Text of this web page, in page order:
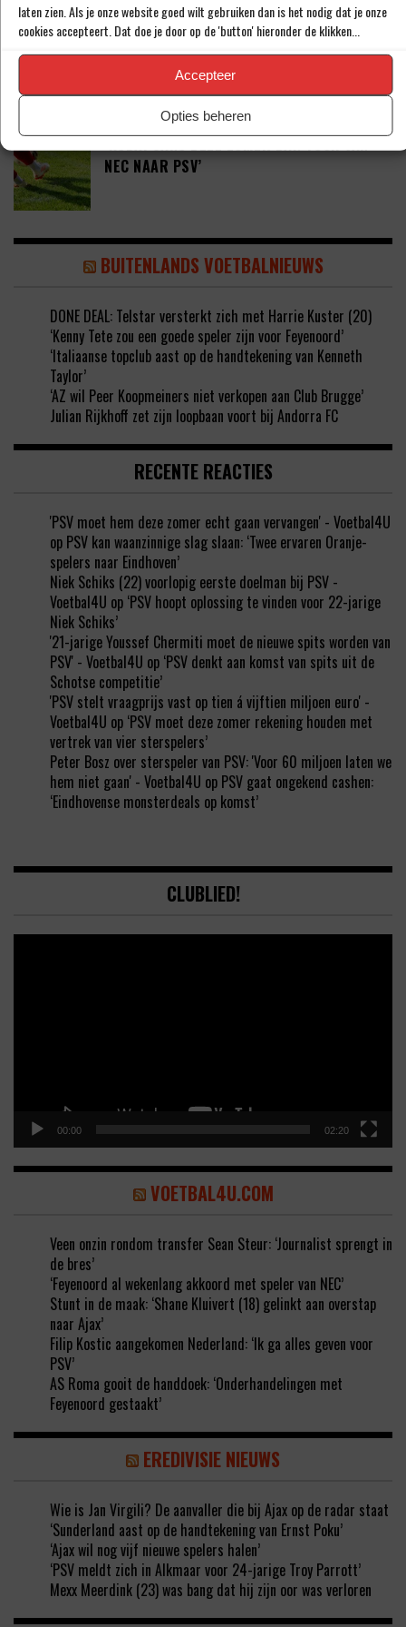
laten zien. Als je onze website goed wilt gebruiken dan is het nodig dat je onze
cookies accepteert. Dat doe je door op de 'button' hieronder de klikken...
Accepteer
Opties beheren
PETER BOSZ OVER ONTWIKKELINGEN BIJ
AJAX: ‘LIG BIBBEREND IN BED’
‘KODAI SANO DEZE ZOMER DAN TOCH VAN
NEC NAAR PSV’
BUITENLANDS VOETBALNIEUWS
DONE DEAL: Telstar versterkt zich met Harrie Kuster (20)
‘Kenny Tete zou een goede speler zijn voor Feyenoord’
‘Italiaanse topclub aast op de handtekening van Kenneth
Taylor’
‘AZ wil Peer Koopmeiners niet verkopen aan Club Brugge’
Julian Rijkhoff zet zijn loopbaan voort bij Andorra FC
RECENTE REACTIES
'PSV moet hem deze zomer echt gaan vervangen' - Voetbal4U
op PSV kan waanzinnige slag slaan: ‘Twee ervaren Oranje-
spelers naar Eindhoven’
Niek Schiks (22) voorlopig eerste doelman bij PSV -
Voetbal4U op ‘PSV hoopt oplossing te vinden voor 22-jarige
Niek Schiks’
'21-jarige Youssef Chermiti moet de nieuwe spits worden van
PSV' - Voetbal4U op ‘PSV denkt aan komst van spits uit de
Schotse competitie’
'PSV stelt vraagprijs vast op tien á vijftien miljoen euro' -
Voetbal4U op ‘PSV moet deze zomer rekening houden met
vertrek van vier sterspelers’
Peter Bosz over sterspeler van PSV: 'Voor 60 miljoen laten we
hem niet gaan' - Voetbal4U op PSV gaat ongekend cashen:
‘Eindhovense monsterdeals op komst’
CLUBLIED!
00:00 02:20
VOETBAL4U.COM
Veen onzin rondom transfer Sean Steur: ‘Journalist sprengt in
de bres’
‘Feyenoord al wekenlang akkoord met speler van NEC’
Stunt in de maak: ‘Shane Kluivert (18) gelinkt aan overstap
naar Ajax’
Filip Kostic aangekomen Nederland: ‘Ik ga alles geven voor
PSV’
AS Roma gooit de handdoek: ‘Onderhandelingen met
Feyenoord gestaakt’
EREDIVISIE NIEUWS
Wie is Jan Virgili? De aanvaller die bij Ajax op de radar staat
‘Sunderland aast op de handtekening van Ernst Poku’
‘Ajax wil nog vijf nieuwe spelers halen’
‘PSV meldt zich in Alkmaar voor 24-jarige Troy Parrott’
Mexx Meerdink (23) was bang dat hij zijn oor was verloren